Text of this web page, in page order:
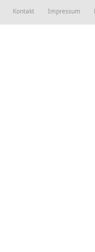
Kontakt Impressum